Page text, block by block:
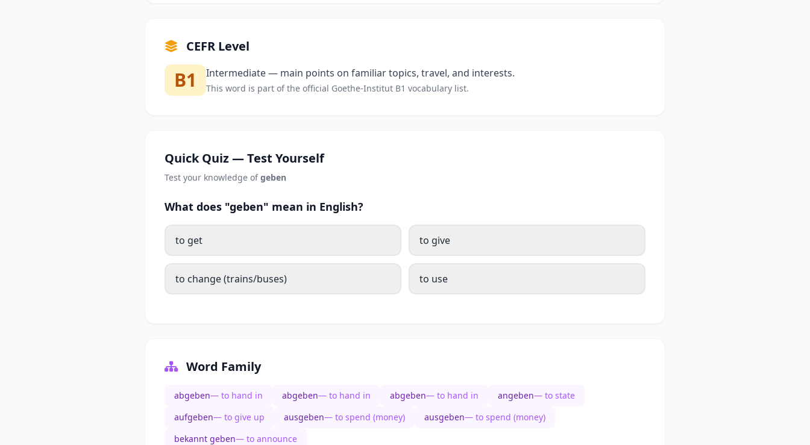
CEFR Level
B1 Intermediate — main points on familiar topics, travel, and interests.
This word is part of the official Goethe-Institut B1 vocabulary list.
Quick Quiz — Test Yourself
Test your knowledge ofgeben
What does "geben" mean in English?
to get to give
to change (trains/buses) to use
Word Family
abgeben— to hand in abgeben— to hand in abgeben— to hand in angeben— to state
aufgeben— to give up ausgeben— to spend (money) ausgeben— to spend (money)
bekannt geben— to announce